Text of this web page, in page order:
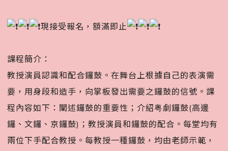
現接受報名，額滿即止
課程簡介：
教授演員認識和配合鑼鼓。在舞台上根據自己的表演需
要，用身段和造手，向掌板發出需要之鑼鼓的信號。課
程內容如下：闡述鑼鼓的重要性；介紹粤劇鑼鼓(高邊
鑼、文鑼、京鑼鼓)；教授演員和鑼鼓的配合。每堂均有
兩位下手配合教授。每教授一種鑼鼓，均由老師示範，